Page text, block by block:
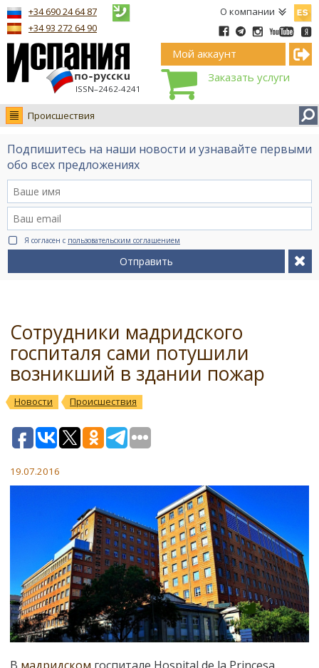
О компании
ISSN–2462-4241
+34 690 24 64 87
+34 93 272 64 90
Мой аккаунт
Заказать услуги
Происшествия
Новости
Интервью
Видео Ruso.TV
BCN life
Сервис на немецком
Подпишитесь на наши новости и узнавайте первыми
обо всех предложениях
Я согласен с пользовательским соглашением
Отправить
Сотрудники мадридского
госпиталя сами потушили
возникший в здании пожар
Новости Происшествия
19.07.2016